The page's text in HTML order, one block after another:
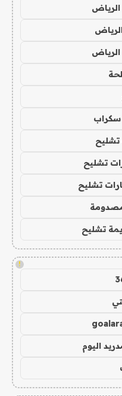
سكراب
تشليح
تشليح
تشليح
تشليح
!
اليوم